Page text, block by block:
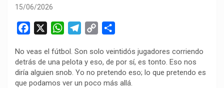
15/06/2026
c
e
b
W
a
t
s
l
e
g
p
y
L
m
p
a
No veas el fútbol. Son solo veintidós jugadores corriendo
detrás de una pelota y eso, de por sí, es tonto. Eso nos
diría alguien snob. Yo no pretendo eso; lo que pretendo es
que podamos ver un poco más allá.